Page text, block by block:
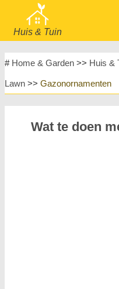
Huis & Tuin
Tuin & Gazon
Huisontwerp & Decoratie
Huisveiligheid
# Home & Garden >> Huis &
Lawn >> Gazonornamenten
Wat te doen